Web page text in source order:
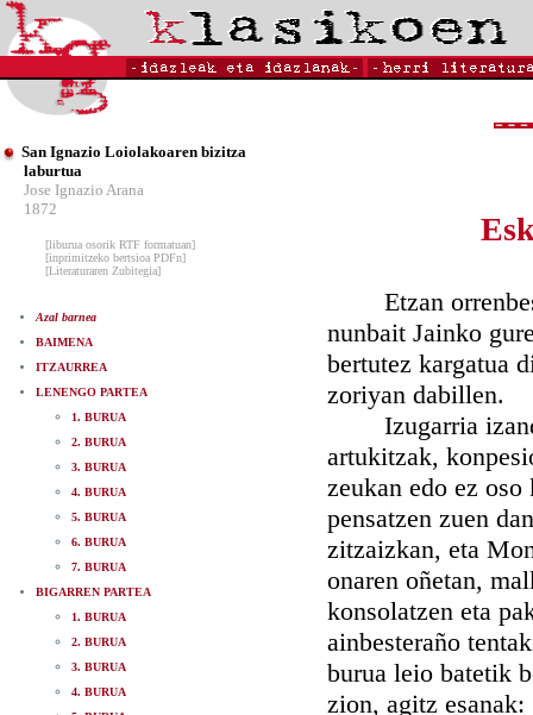
San Ignazio Loiolakoaren bizitza
laburtua
Jose Ignazio Arana
1872
[liburua osorik RTF formatuan]
[inprimitzeko bertsioa PDFn]
[Literaturaren Zubitegia]
Azal barnea
BAIMENA
ITZAURREA
LENENGO PARTEA
1. BURUA
2. BURUA
3. BURUA
4. BURUA
5. BURUA
6. BURUA
7. BURUA
BIGARREN PARTEA
1. BURUA
2. BURUA
3. BURUA
4. BURUA
Etzan
nunbait Jainko
bertutez kargatua
zoriyan dabillen.
Izugarria
artukitzak,
zeukan edo ez
pensatzen zuen
zitzaizkan, eta
onaren oñetan,
konsolatzen eta
ainbesteraño
burua leio batetik
zion, agitz esanak: